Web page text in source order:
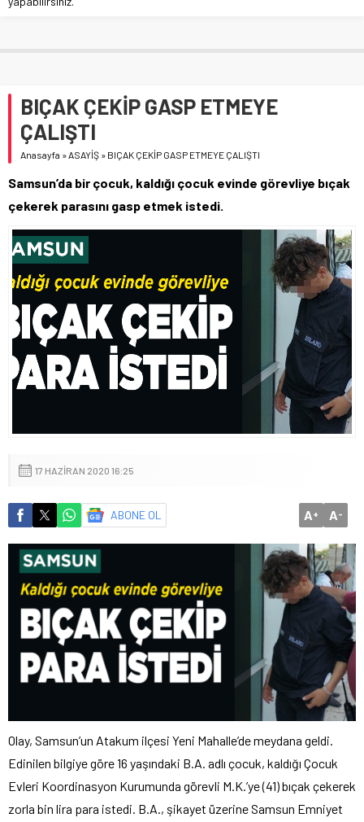
BIÇAK ÇEKİP GASP ETMEYE
ÇALIŞTI
Anasayfa »ASAYİŞ » BIÇAK ÇEKİP GASP ETMEYE ÇALIŞTI
Samsun’da bir çocuk, kaldığı çocuk evinde görevliye bıçak
çekerek parasını gasp etmek istedi.
17 HAZIRAN 2020 16:25
ABONE OL A+ A-
Olay, Samsun’un Atakum ilçesi Yeni Mahalle’de meydana geldi.
Edinilen bilgiye göre 16 yaşındaki B.A. adlı çocuk, kaldığı Çocuk
Evleri Koordinasyon Kurumunda görevli M.K.’ye (41) bıçak çekerek
zorla bin lira para istedi. B.A., şikayet üzerine Samsun Emniyet